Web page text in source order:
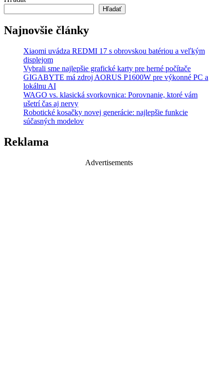
Hľadať
Najnovšie články
Xiaomi uvádza REDMI 17 s obrovskou batériou a veľkým
displejom
Vybrali sme najlepšie grafické karty pre herné počítače
GIGABYTE má zdroj AORUS P1600W pre výkonné PC a
lokálnu AI
WAGO vs. klasická svorkovnica: Porovnanie, ktoré vám
ušetrí čas aj nervy
Robotické kosačky novej generácie: najlepšie funkcie
súčasných modelov
Reklama
Advertisements